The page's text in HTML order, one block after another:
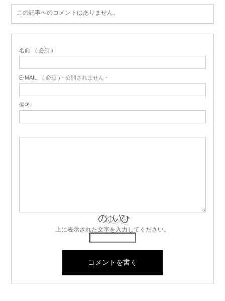
この記事へのコメントはありません。
名前 ( 必須 )
E-MAIL ( 必須 ) - 公開されません -
備考
上に表示された文字を入力してください。